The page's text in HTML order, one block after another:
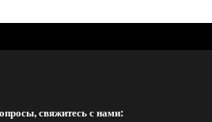
свяжитесь с нами: